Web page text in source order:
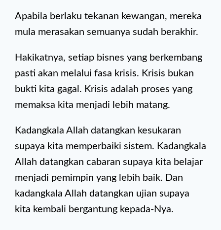
Apabila berlaku tekanan kewangan, mereka
mula merasakan semuanya sudah berakhir.
Hakikatnya, setiap bisnes yang berkembang
pasti akan melalui fasa krisis. Krisis bukan
bukti kita gagal. Krisis adalah proses yang
memaksa kita menjadi lebih matang.
Kadangkala Allah datangkan kesukaran
supaya kita memperbaiki sistem. Kadangkala
Allah datangkan cabaran supaya kita belajar
menjadi pemimpin yang lebih baik. Dan
kadangkala Allah datangkan ujian supaya
kita kembali bergantung kepada-Nya.